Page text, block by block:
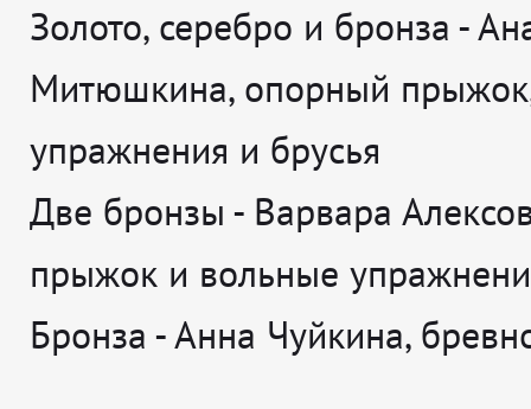
Золото, серебро и бронза -
Митюшкина, опорный
упражнения и брусья
Две бронзы - Варвара
прыжок и вольные
Бронза - Анна Чуйкина,